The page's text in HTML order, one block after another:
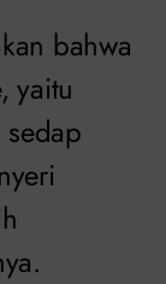
bahwa
yaitu